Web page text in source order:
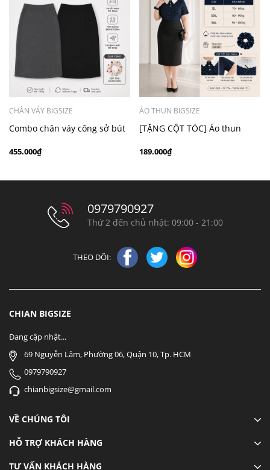
CHÂN VÁY BIGSIZE
Combo chân váy công sở bút
đen xám
455.000₫
ÁO THUN BIGSIZE
[TẶNG CỘT TÓC] Áo thun
100kg thanh lịch
189.000₫
0979790927
Thứ 2 đến chủ nhật: 09:00 - 21:00
THEO DÕI:
CHIAN BIGSIZE
Đang cập nhật...
69 Nguyễn Lâm, Phường 06, Quận 10, Tp. HCM
0979790927
chianbigsize@gmail.com
VỀ CHÚNG TÔI
HỖ TRỢ KHÁCH HÀNG
TƯ VẤN KHÁCH HÀNG